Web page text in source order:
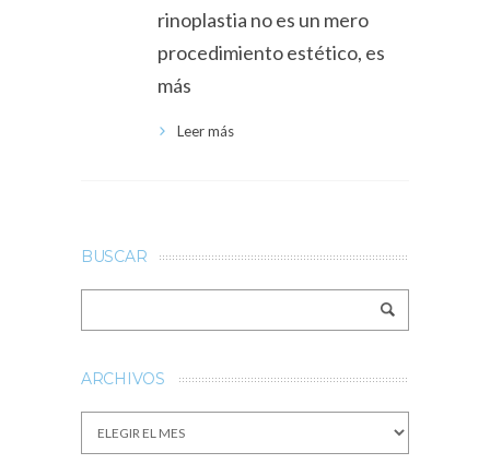
rinoplastia no es un mero
procedimiento estético, es
más
Leer más
BUSCAR
ARCHIVOS
Archivos